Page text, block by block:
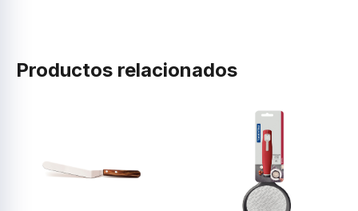
Productos relacionados